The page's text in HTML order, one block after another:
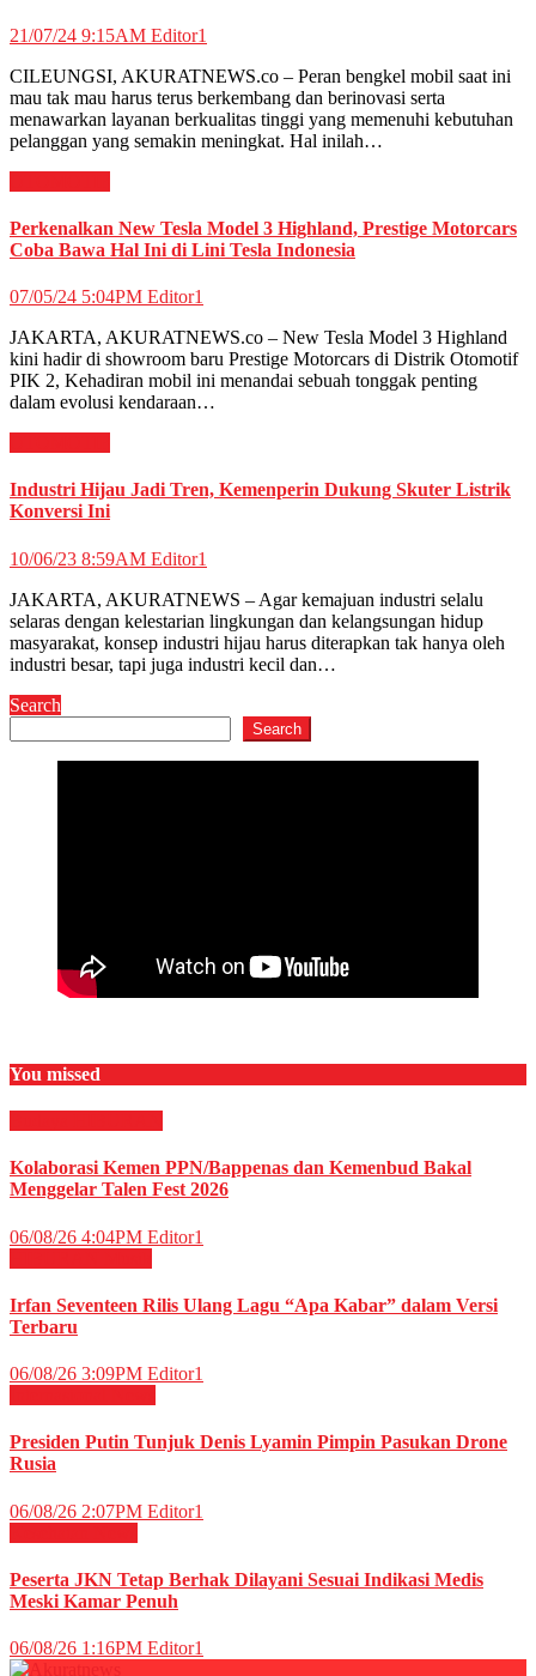
21/07/24 9:15AM Editor1
CILEUNGSI, AKURATNEWS.co – Peran bengkel mobil saat ini
mau tak mau harus terus berkembang dan berinovasi serta
menawarkan layanan berkualitas tinggi yang memenuhi kebutuhan
pelanggan yang semakin meningkat. Hal inilah…
Perkenalkan New Tesla Model 3 Highland, Prestige Motorcars
Coba Bawa Hal Ini di Lini Tesla Indonesia
07/05/24 5:04PM Editor1
JAKARTA, AKURATNEWS.co – New Tesla Model 3 Highland
kini hadir di showroom baru Prestige Motorcars di Distrik Otomotif
PIK 2, Kehadiran mobil ini menandai sebuah tonggak penting
dalam evolusi kendaraan…
Industri Hijau Jadi Tren, Kemenperin Dukung Skuter Listrik
Konversi Ini
10/06/23 8:59AM Editor1
JAKARTA, AKURATNEWS – Agar kemajuan industri selalu
selaras dengan kelestarian lingkungan dan kelangsungan hidup
masyarakat, konsep industri hijau harus diterapkan tak hanya oleh
industri besar, tapi juga industri kecil dan…
Search
Search
You missed
Kolaborasi Kemen PPN/Bappenas dan Kemenbud Bakal
Menggelar Talen Fest 2026
06/08/26 4:04PM Editor1
Irfan Seventeen Rilis Ulang Lagu “Apa Kabar” dalam Versi
Terbaru
06/08/26 3:09PM Editor1
Presiden Putin Tunjuk Denis Lyamin Pimpin Pasukan Drone
Rusia
06/08/26 2:07PM Editor1
Peserta JKN Tetap Berhak Dilayani Sesuai Indikasi Medis
Meski Kamar Penuh
06/08/26 1:16PM Editor1